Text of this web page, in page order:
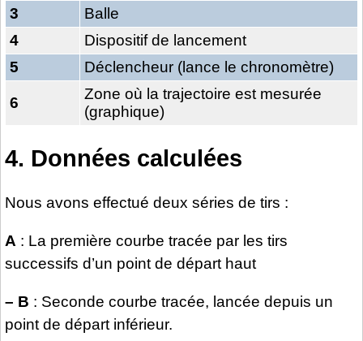
3
Balle
4
Dispositif de lancement
5
Déclencheur (lance le chronomètre)
6
Zone où la trajectoire est mesurée
(graphique)
4. Données calculées
Nous avons effectué deux séries de tirs :
A : La première courbe tracée par les tirs
successifs d’un point de départ haut
– B : Seconde courbe tracée, lancée depuis un
point de départ inférieur.